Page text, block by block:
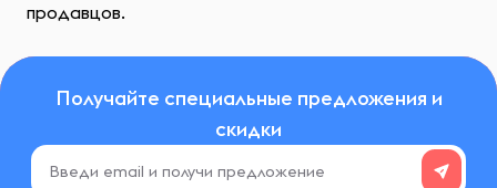
продавцов.
Получайте специальные предложения и
скидки